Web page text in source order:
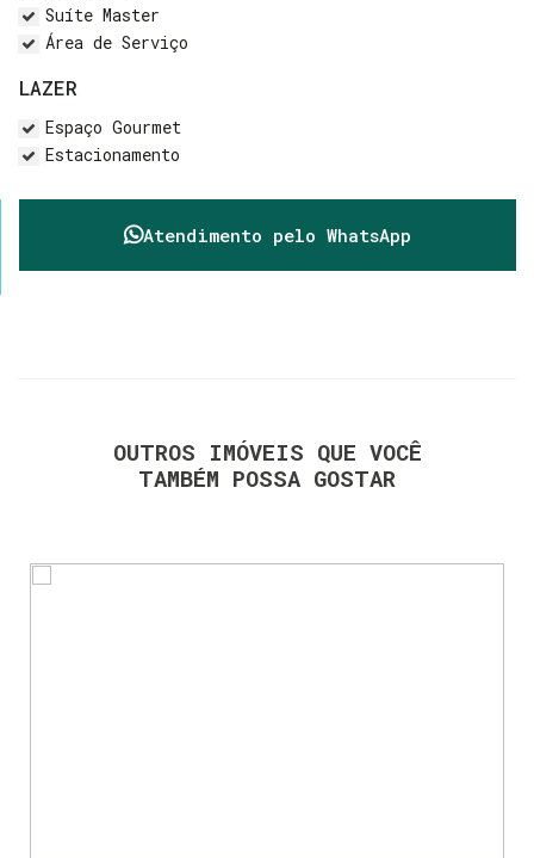
Suíte Master
Área de Serviço
LAZER
Espaço Gourmet
Estacionamento
Atendimento pelo WhatsApp
OUTROS IMÓVEIS QUE VOCÊ
TAMBÉM POSSA GOSTAR